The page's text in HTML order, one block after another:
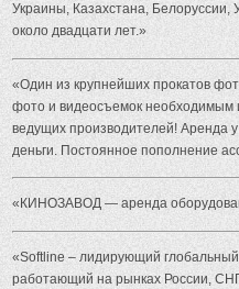
Украины, Казахстана, Белоруссии,
около двадцати лет.»
«Один из крупнейших прокатов
фото и видеосъемок
ведущих производителей! Аренда
деньги. Постоянное пополнение
«КИНОЗАВОД — аренда
«Softline – лидирующий
работающий на рынках России,